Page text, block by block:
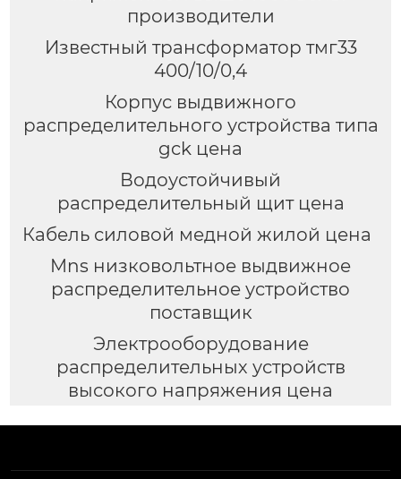
производители
Известный трансформатор тмг33
400/10/0,4
Корпус выдвижного
распределительного устройства типа
gck цена
Водоустойчивый
распределительный щит цена
Кабель силовой медной жилой цена
Mns низковольтное выдвижное
распределительное устройство
поставщик
Электрооборудование
распределительных устройств
высокого напряжения цена